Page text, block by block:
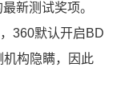
新测试奖项。
360默认开启BD
机构隐瞒，因此